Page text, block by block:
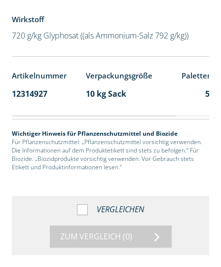
Wirkstoff
720 g/kg Glyphosat ((als Ammonium-Salz 792 g/kg))
Artikelnummer Verpackungsgröße
12314927 10 kg Sack 55
Wichtiger Hinweis für Pflanzenschutzmittel und Biozide
Für Pflanzenschutzmittel: „Pflanzenschutzmittel vorsichtig verwenden.
Die Informationen auf dem Produktetikett sind stets zu befolgen.“ Für
Biozide: „Biozidprodukte vorsichtig verwenden. Vor Gebrauch stets
Etikett und Produktinformationen lesen.“
VERGLEICHEN
ZUM VERGLEICH (0)